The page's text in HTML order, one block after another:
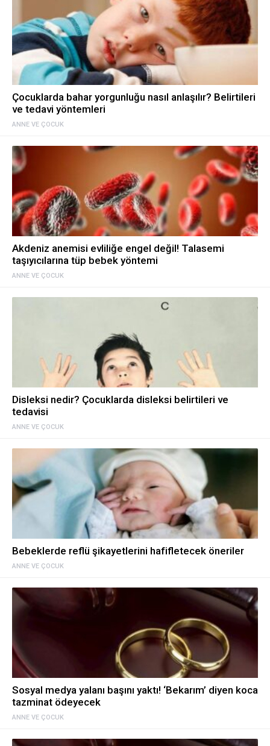
ANNE VE ÇOCUK
Çocuklarda bahar yorgunluğu nasıl anlaşılır? Belirtileri
ve tedavi yöntemleri
ANNE VE ÇOCUK
Akdeniz anemisi evliliğe engel değil! Talasemi
taşıyıcılarına tüp bebek yöntemi
ANNE VE ÇOCUK
Disleksi nedir? Çocuklarda disleksi belirtileri ve
tedavisi
ANNE VE ÇOCUK
Bebeklerde reflü şikayetlerini hafifletecek öneriler
ANNE VE ÇOCUK
Sosyal medya yalanı başını yaktı! ‘Bekarım’ diyen koca
tazminat ödeyecek